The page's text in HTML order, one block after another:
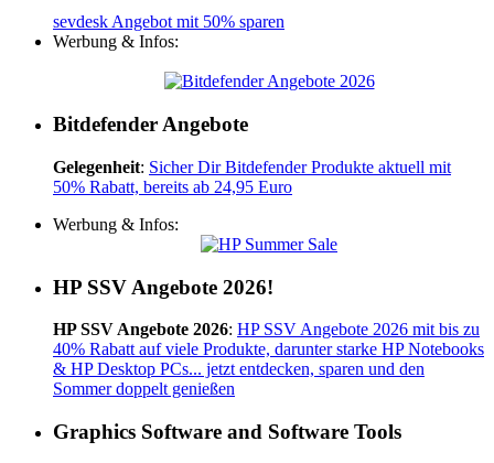
sevdesk Angebot mit 50% sparen
Werbung & Infos:
Bitdefender Angebote
Gelegenheit: Sicher Dir Bitdefender Produkte aktuell mit
50% Rabatt, bereits ab 24,95 Euro
Werbung & Infos:
HP SSV Angebote 2026!
HP SSV Angebote 2026: HP SSV Angebote 2026 mit bis zu
40% Rabatt auf viele Produkte, darunter starke HP Notebooks
& HP Desktop PCs... jetzt entdecken, sparen und den
Sommer doppelt genießen
Graphics Software and Software Tools